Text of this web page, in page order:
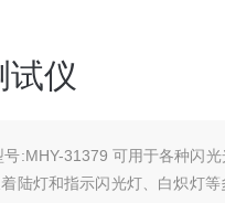
试仪
:MHY-31379 可用于各种闪
陆灯和指示闪光灯、白炽灯